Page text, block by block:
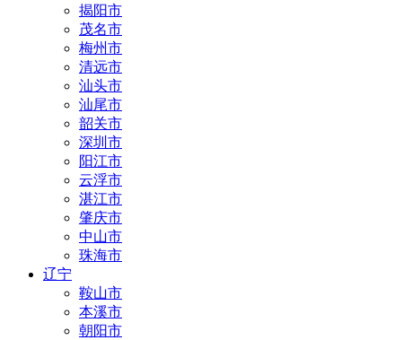
揭阳市
茂名市
梅州市
清远市
汕头市
汕尾市
韶关市
深圳市
阳江市
云浮市
湛江市
肇庆市
中山市
珠海市
辽宁
鞍山市
本溪市
朝阳市